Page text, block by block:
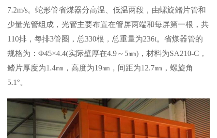
7.2m/s。蛇形管省煤器分高温、低温两段，由螺旋鳍片管和
少量光管组成，光管主要布置在管屏两端和每屏第一根，共
110排，每排3管圈，总330根，总重量为236t。省煤器管的
规格为：Φ45×4.4(实际壁厚在4.9～5㎜)，材料为SA210-C，
鳍片厚度为1.4㎜，高度为19㎜，间距为12.7㎜，螺旋角
5.1°。